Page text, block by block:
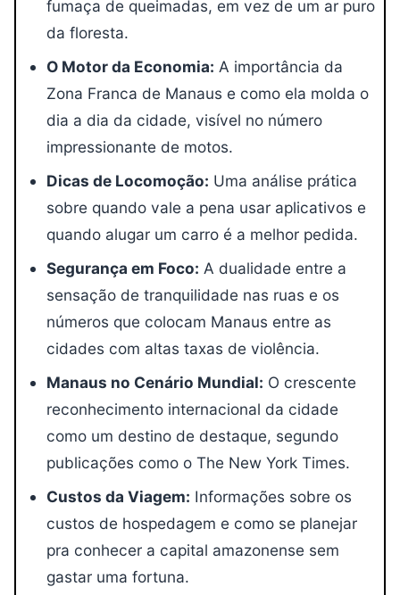
fumaça de queimadas, em vez de um ar puro
da floresta.
O Motor da Economia: A importância da
Zona Franca de Manaus e como ela molda o
dia a dia da cidade, visível no número
impressionante de motos.
Dicas de Locomoção: Uma análise prática
sobre quando vale a pena usar aplicativos e
quando alugar um carro é a melhor pedida.
Segurança em Foco: A dualidade entre a
sensação de tranquilidade nas ruas e os
números que colocam Manaus entre as
cidades com altas taxas de violência.
Manaus no Cenário Mundial: O crescente
reconhecimento internacional da cidade
como um destino de destaque, segundo
publicações como o The New York Times.
Custos da Viagem: Informações sobre os
custos de hospedagem e como se planejar
pra conhecer a capital amazonense sem
gastar uma fortuna.